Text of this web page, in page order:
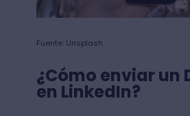
Fuente: Unsplash
¿Cómo enviar un
en LinkedIn?